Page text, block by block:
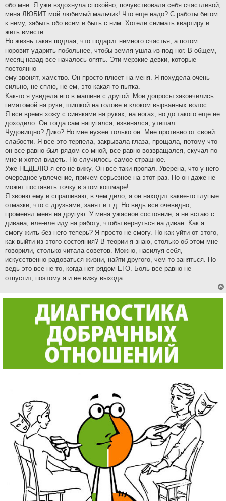
обо мне. Я уже вздохнула спокойно, почувствовала себя счастливой,
меня ЛЮБИТ мой любимый мальчик! Что еще надо? С работы бегом
к нему, забыть обо всем и быть с ним. Хотели снимать квартиру и
жить вместе.
Но жизнь такая подлая, что подарит немного счастья, а потом
норовит ударить побольнее, чтобы земля ушла из-под ног. В общем,
месяц назад все началось опять. Эти мерзкие девки, которые
постоянно
ему звонят, хамство. Он просто плюет на меня. Я похудела очень
сильно, не сплю, не ем, это какая-то пытка.
Как-то я увидела его в машине с другой. Мои допросы закончились
гематомой на руке, шишкой на голове и клоком вырванных волос.
Я все время хожу с синяками на руках, на ногах, но до такого еще не
доходило. Он тогда сам напугался, извинялся, утешал.
Чудовищно? Дико? Но мне нужен только он. Мне противно от своей
слабости. Я все это терпела, закрывала глаза, прощала, потому что
он все равно был рядом со мной, все равно возвращался, скучал по
мне и хотел видеть. Но случилось самое страшное.
Уже НЕДЕЛЮ я его не вижу. Он все-таки пропал. Уверена, что у него
очередное увлечение, причем серьезное на этот раз. Но он даже не
может поставить точку в этом кошмаре!
Я звоню ему и спрашиваю, в чем дело, а он находит какие-то глупые
отмазки, что с друзьями, занят и т.д. Но ведь все очевидно,
променял меня на другую. У меня ужасное состояние, я не встаю с
дивана, еле-еле иду на работу, чтобы вернуться на диван. Как я
смогу жить без него теперь? Я просто не смогу. Но как уйти от этого,
как выйти из этого состояния? В теории я знаю, столько об этом мне
говорили, столько читала советов. Можно, насилуя себя,
искусственно радоваться жизни, найти другого, чем-то заняться. Но
ведь это все не то, когда нет рядом ЕГО. Боль все равно не
отпустит, поэтому я и не вижу выхода.